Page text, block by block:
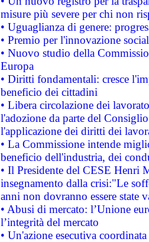
misure più severe per chi non
• Uguaglianza di genere:
• Premio per l'innovazione
• Nuovo studio della
Europa
• Diritti fondamentali: cresce
beneficio dei cittadini
• Libera circolazione dei
l'adozione da parte del
l'applicazione dei diritti dei
• La Commissione intende
beneficio dell'industria, dei
• Il Presidente del CESE Henri
insegnamento dalla crisi:"Le
anni non dovranno essere state
• Abusi di mercato: l’Unione
l’integrità del mercato
• Un'azione esecutiva